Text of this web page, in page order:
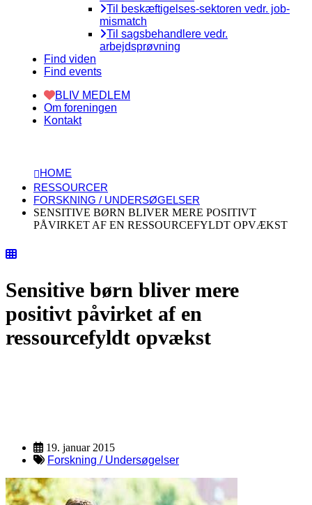
Til beskæftigelses-sektoren vedr. job-
mismatch
Til sagsbehandlere vedr.
arbejdsprøvning
Find viden
Find events
BLIV MEDLEM
Om foreningen
Kontakt
HOME
RESSOURCER
FORSKNING / UNDERSØGELSER
SENSITIVE BØRN BLIVER MERE POSITIVT
PÅVIRKET AF EN RESSOURCEFYLDT OPVÆKST
Sensitive børn bliver mere
positivt påvirket af en
ressourcefyldt opvækst
19. januar 2015
Forskning / Undersøgelser